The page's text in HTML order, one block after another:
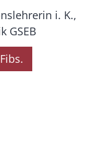
i. K.,
GSEB